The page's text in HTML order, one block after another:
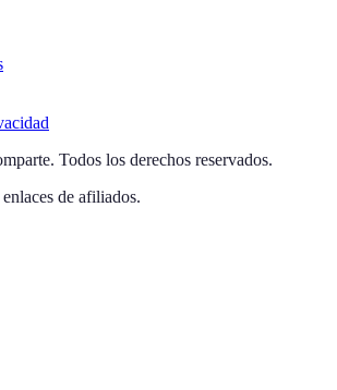
. Todos los derechos reservados.
de afiliados.